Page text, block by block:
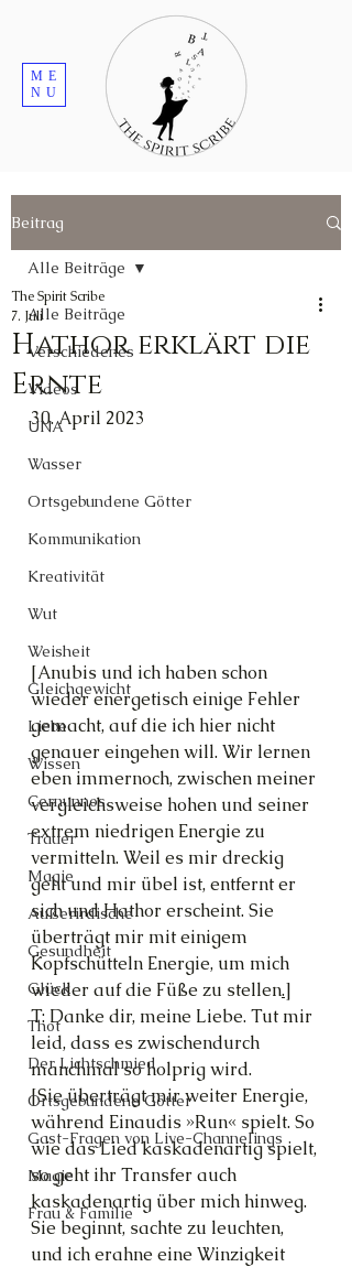
ME
NU
Beitrag
Alle Beiträge
Verschiedenes
Videos
UNA
Wasser
Ortsgebundene Götter
Kommunikation
Kreativität
Wut
Weisheit
Gleichgewicht
Liebe
Wissen
Cernunnos
Trauer
Magie
Außerirdische
Gesundheit
Glück
Thot
Der Lichtschmied
Ortsgebundene Götter
Gast-Fragen von Live-Channelings
Magie
Frau & Familie
Alle Beiträge
Hathor erklärt die
Ernte
The Spirit Scribe
7. Juli
30. April 2023
[Anubis und ich haben schon
wieder energetisch einige Fehler
gemacht, auf die ich hier nicht
genauer eingehen will. Wir lernen
eben immernoch, zwischen meiner
vergleichsweise hohen und seiner
extrem niedrigen Energie zu
vermitteln. Weil es mir dreckig
geht und mir übel ist, entfernt er
sich und Hathor erscheint. Sie
überträgt mir mit einigem
Kopfschütteln Energie, um mich
wieder auf die Füße zu stellen.]
T: Danke dir, meine Liebe. Tut mir
leid, dass es zwischendurch
manchmal so holprig wird.
[Sie überträgt mir weiter Energie,
während Einaudis »Run« spielt. So
wie das Lied kaskadenartig spielt,
so geht ihr Transfer auch
kaskadenartig über mich hinweg.
Sie beginnt, sachte zu leuchten,
und ich erahne eine Winzigkeit